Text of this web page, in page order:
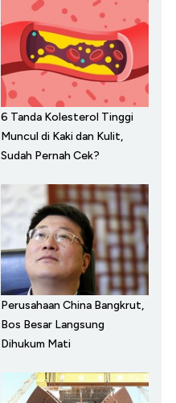
6 Tanda Kolesterol Tinggi
Muncul di Kaki dan Kulit,
Sudah Pernah Cek?
Perusahaan China Bangkrut,
Bos Besar Langsung
Dihukum Mati